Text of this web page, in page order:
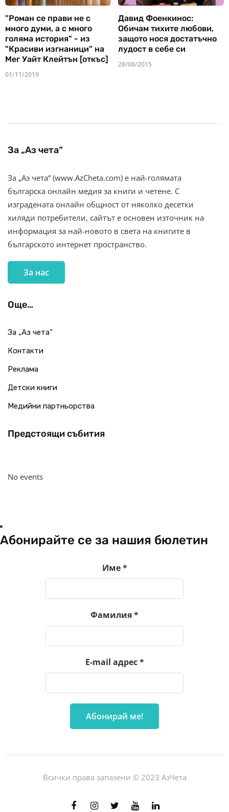
"Роман се прави не с
много думи, а с много
голяма история" - из
"Красиви изгнаници" на
Мег Уайт Клейтън [откъс]
01/11/2019
Давид Фоенкинос:
Обичам тихите любови,
защото нося достатъчно
лудост в себе си
28/08/2015
За „Аз чета“
За „Аз чета“ (www.AzCheta.com) е най-голямата
българска онлайн медия за книги и четене. С
изградената онлайн общност от няколко десетки
хиляди потребители, сайтът е основен източник на
информация за най-новото в света на книгите в
българското интернет пространство.
За нас
Още…
За „Аз чета“
Контакти
Реклама
Детски книги
Медийни партньорства
Предстоящи събития
No events
Абонирайте се за нашия бюлетин
Име*
Фамилия*
E-mail адрес*
Всички права запазени © 2023 АзЧета